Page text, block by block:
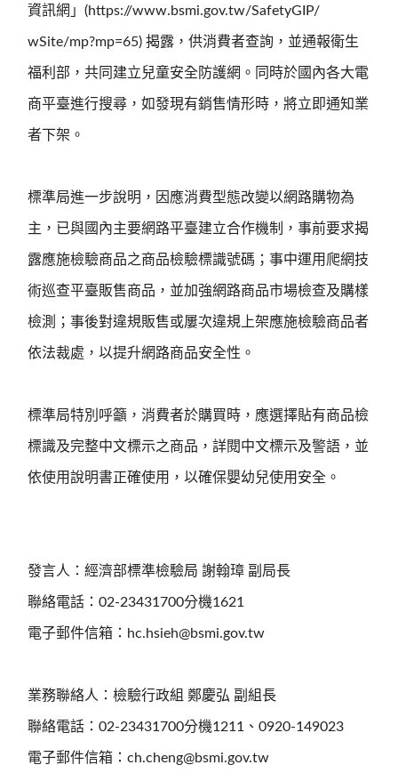
資訊網」(https://www.bsmi.gov.tw/SafetyGIP/
wSite/mp?mp=65) 揭露，供消費者查詢，並通報衛生
福利部，共同建立兒童安全防護網。同時於國內各大電
商平臺進行搜尋，如發現有銷售情形時，將立即通知業
者下架。
標準局進一步說明，因應消費型態改變以網路購物為
主，已與國內主要網路平臺建立合作機制，事前要求揭
露應施檢驗商品之商品檢驗標識號碼；事中運用爬網技
術巡查平臺販售商品，並加強網路商品市場檢查及購樣
檢測；事後對違規販售或屢次違規上架應施檢驗商品者
依法裁處，以提升網路商品安全性。
標準局特別呼籲，消費者於購買時，應選擇貼有商品檢
標識及完整中文標示之商品，詳閱中文標示及警語，並
依使用說明書正確使用，以確保嬰幼兒使用安全。
發言人：經濟部標準檢驗局 謝翰璋 副局長
聯絡電話：02-23431700分機1621
電子郵件信箱：hc.hsieh@bsmi.gov.tw
業務聯絡人：檢驗行政組 鄭慶弘 副組長
聯絡電話：02-23431700分機1211、0920-149023
電子郵件信箱：ch.cheng@bsmi.gov.tw